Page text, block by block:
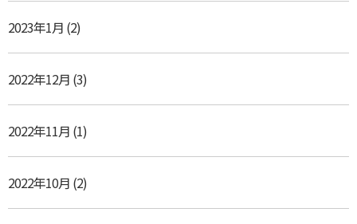
2023年1月 (2)
2022年12月 (3)
2022年11月 (1)
2022年10月 (2)